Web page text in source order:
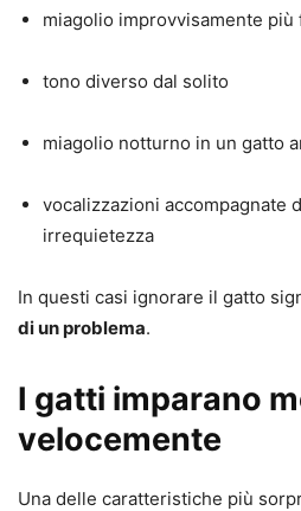
miagolio improvvisamente più
tono diverso dal solito
miagolio notturno in un gatto
vocalizzazioni accompagnate
irrequietezza
In questi casi ignorare il gatto
di un problema.
I gatti imparano
velocemente
Una delle caratteristiche più